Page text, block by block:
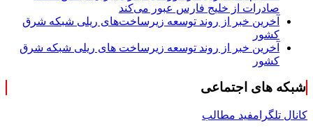
صادرات از خلیج فارس عبور می‌کند
آخرین خبر از روند توسعه زیرساخت‌های ریلی شبکه شرق
کشور
آخرین خبر از روند توسعه زیرساخت های ریلی شبکه شرق
کشور
شبکه های اجتماعی
کانال تلگرامفید مطالب